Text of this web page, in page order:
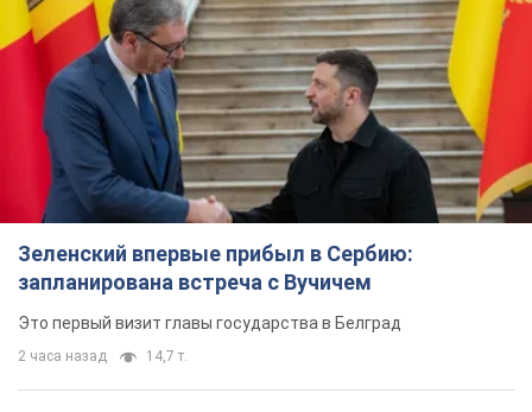
Зеленский впервые прибыл в Сербию:
запланирована встреча с Вучичем
Это первый визит главы государства в Белград
2 часа назад 14,7 т.